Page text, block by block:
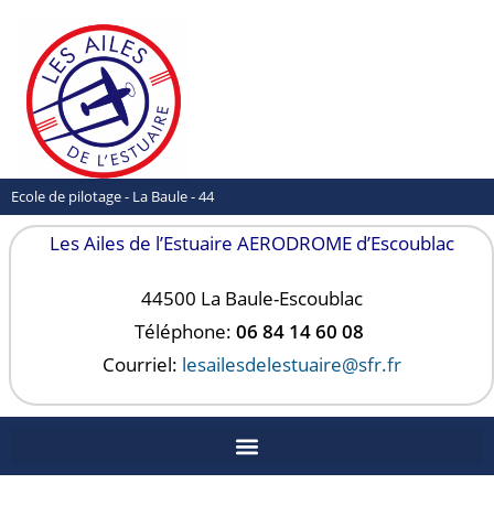
Ecole de pilotage - La Baule - 44
Les Ailes de l’Estuaire AERODROME d’Escoublac
44500 La Baule-Escoublac
Téléphone: 06 84 14 60 08
Courriel: lesailesdelestuaire@sfr.fr